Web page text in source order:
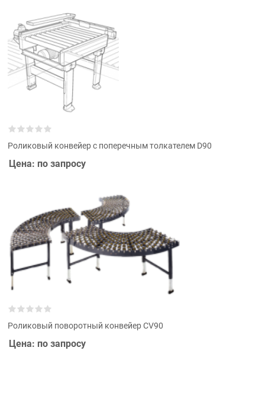
Роликовый конвейер с поперечным толкателем D90
Цена: по запросу
Роликовый поворотный конвейер CV90
Цена: по запросу